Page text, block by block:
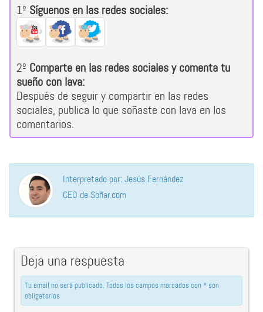
1º Síguenos en las redes sociales:
2º Comparte en las redes sociales y comenta tu
sueño con lava:
Después de seguir y compartir en las redes
sociales, publica lo que soñaste con lava en los
comentarios.
Interpretado por: Jesús Fernández
CEO de Soñar.com
Deja una respuesta
Tu email no será publicado. Todos los campos marcados con * son
obligatorios